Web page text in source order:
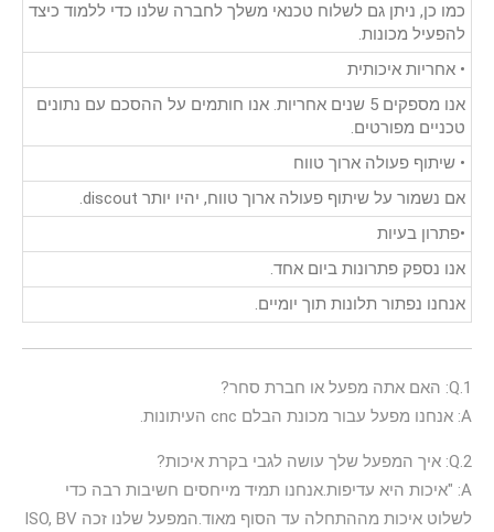
כמו כן, ניתן גם לשלוח טכנאי משלך לחברה שלנו כדי ללמוד כיצד
להפעיל מכונות.
• אחריות איכותית
אנו מספקים 5 שנים אחריות. אנו חותמים על ההסכם עם נתונים
טכניים מפורטים.
• שיתוף פעולה ארוך טווח
אם נשמור על שיתוף פעולה ארוך טווח, יהיו יותר discout.
•פתרון בעיות
אנו נספק פתרונות ביום אחד.
אנחנו נפתור תלונות תוך יומיים.
1.Q: האם אתה מפעל או חברת סחר?
A: אנחנו מפעל עבור מכונת הבלם cnc העיתונות.
2.Q: איך המפעל שלך עושה לגבי בקרת איכות?
A: "איכות היא עדיפות.אנחנו תמיד מייחסים חשיבות רבה כדי
לשלוט איכות מההתחלה עד הסוף מאוד.המפעל שלנו זכה ISO, BV